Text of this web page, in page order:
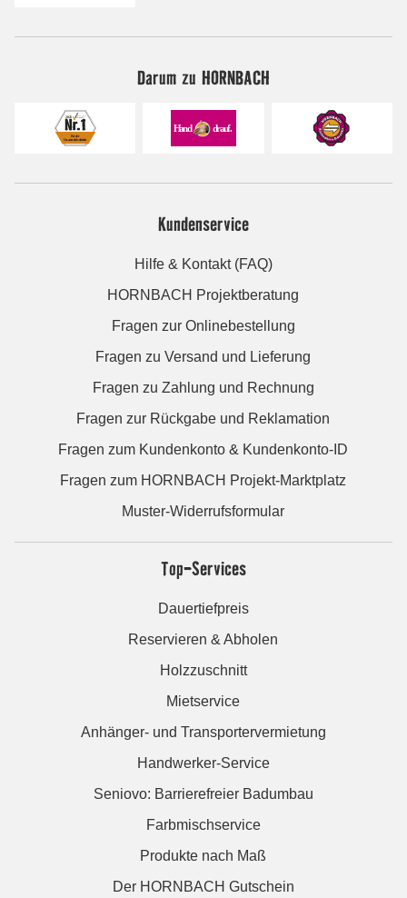
Darum zu HORNBACH
Kundenservice
Hilfe & Kontakt (FAQ)
HORNBACH Projektberatung
Fragen zur Onlinebestellung
Fragen zu Versand und Lieferung
Fragen zu Zahlung und Rechnung
Fragen zur Rückgabe und Reklamation
Fragen zum Kundenkonto & Kundenkonto-ID
Fragen zum HORNBACH Projekt-Marktplatz
Muster-Widerrufsformular
Top-Services
Dauertiefpreis
Reservieren & Abholen
Holzzuschnitt
Mietservice
Anhänger- und Transportervermietung
Handwerker-Service
Seniovo: Barrierefreier Badumbau
Farbmischservice
Produkte nach Maß
Der HORNBACH Gutschein